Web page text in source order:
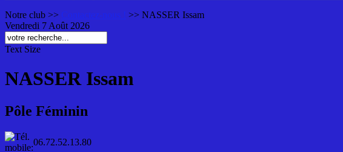
Notre club >> Contactez-nous ! >> NASSER Issam
Vendredi 7 Août 2026
Text Size
NASSER Issam
Pôle Féminin
06.72.52.13.80